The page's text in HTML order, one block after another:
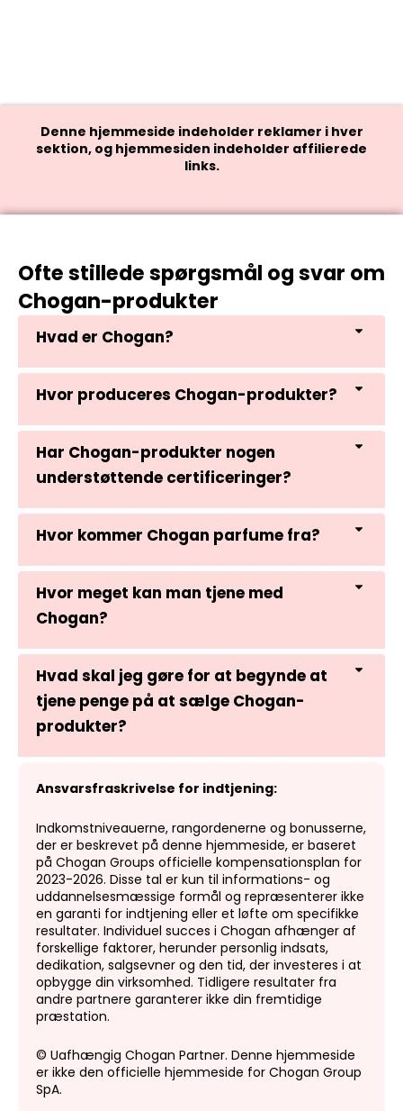
Denne hjemmeside indeholder reklamer i hver
sektion, og hjemmesiden indeholder affilierede
links.
Ofte stillede spørgsmål og svar om
Chogan-produkter
Hvad er Chogan?
Hvor produceres Chogan-produkter?
Har Chogan-produkter nogen
understøttende certificeringer?
Hvor kommer Chogan parfume fra?
Hvor meget kan man tjene med
Chogan?
Hvad skal jeg gøre for at begynde at
tjene penge på at sælge Chogan-
produkter?
Ansvarsfraskrivelse for indtjening:
Indkomstniveauerne, rangordenerne og bonusserne,
der er beskrevet på denne hjemmeside, er baseret
på Chogan Groups officielle kompensationsplan for
2023-2026. Disse tal er kun til informations- og
uddannelsesmæssige formål og repræsenterer ikke
en garanti for indtjening eller et løfte om specifikke
resultater. Individuel succes i Chogan afhænger af
forskellige faktorer, herunder personlig indsats,
dedikation, salgsevner og den tid, der investeres i at
opbygge din virksomhed. Tidligere resultater fra
andre partnere garanterer ikke din fremtidige
præstation.
© Uafhængig Chogan Partner. Denne hjemmeside
er ikke den officielle hjemmeside for Chogan Group
SpA.